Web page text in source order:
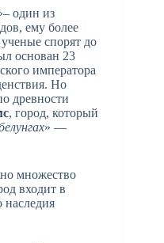
один из
ему более
спорят до
основан 23
императора
Но
древности
, город, который
» —
множество
входит в
наследия